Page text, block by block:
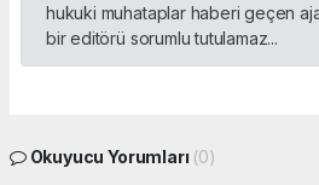
hukuki muhataplar haberi geçen
bir editörü sorumlu tutulamaz...
Okuyucu Yorumları (0)